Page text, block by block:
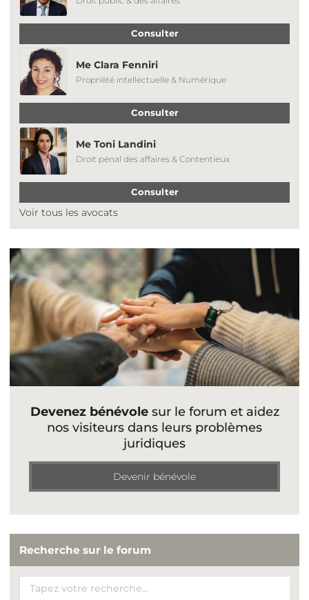
Consulter
Me Clara Fenniri
Propriété intellectuelle & Numérique
Consulter
Me Toni Landini
Droit pénal des affaires & Contentieux
Consulter
Voir tous les avocats
Devenez bénévolesur le forum et aidez
nos visiteurs dans leurs problèmes
juridiques
Devenir bénévole
Recherche sur le forum